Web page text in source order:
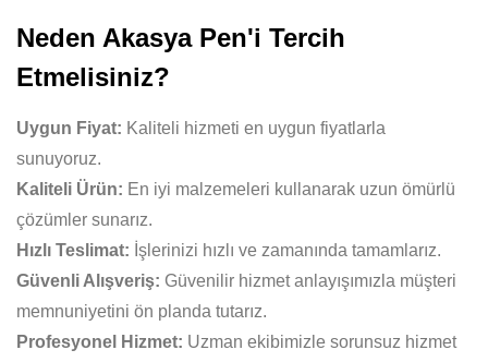
Neden Akasya Pen'i Tercih
Etmelisiniz?
Uygun Fiyat: Kaliteli hizmeti en uygun fiyatlarla
sunuyoruz.
Kaliteli Ürün: En iyi malzemeleri kullanarak uzun ömürlü
çözümler sunarız.
Hızlı Teslimat: İşlerinizi hızlı ve zamanında tamamlarız.
Güvenli Alışveriş: Güvenilir hizmet anlayışımızla müşteri
memnuniyetini ön planda tutarız.
Profesyonel Hizmet: Uzman ekibimizle sorunsuz hizmet